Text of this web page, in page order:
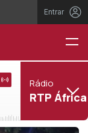
Entrar
Rádio
RTP África